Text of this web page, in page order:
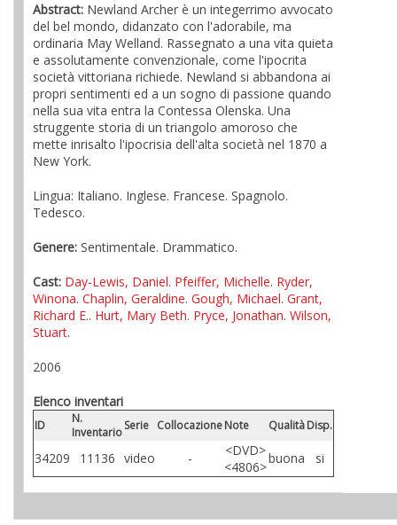
Abstract: Newland Archer è un integerrimo avvocato
del bel mondo, didanzato con l'adorabile, ma
ordinaria May Welland. Rassegnato a una vita quieta
e assolutamente convenzionale, come l'ipocrita
società vittoriana richiede. Newland si abbandona ai
propri sentimenti ed a un sogno di passione quando
nella sua vita entra la Contessa Olenska. Una
struggente storia di un triangolo amoroso che
mette inrisalto l'ipocrisia dell'alta società nel 1870 a
New York.
Lingua: Italiano. Inglese. Francese. Spagnolo.
Tedesco.
Genere: Sentimentale. Drammatico.
Cast: Day-Lewis, Daniel. Pfeiffer, Michelle. Ryder,
Winona. Chaplin, Geraldine. Gough, Michael. Grant,
Richard E.. Hurt, Mary Beth. Pryce, Jonathan. Wilson,
Stuart.
2006
Elenco inventari
ID
N.
InventarioSerie CollocazioneNote QualitàDisp.
34209 11136 video -
<DVD>
<4806>
buona si